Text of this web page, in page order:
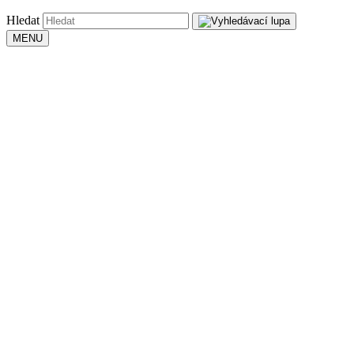
Hledat
MENU